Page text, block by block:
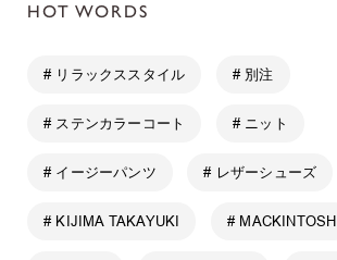
HOT WORDS
# リラックススタイル # 別注
# ステンカラーコート # ニット
# イージーパンツ # レザーシューズ
# KIJIMA TAKAYUKI # MACKINTOSH